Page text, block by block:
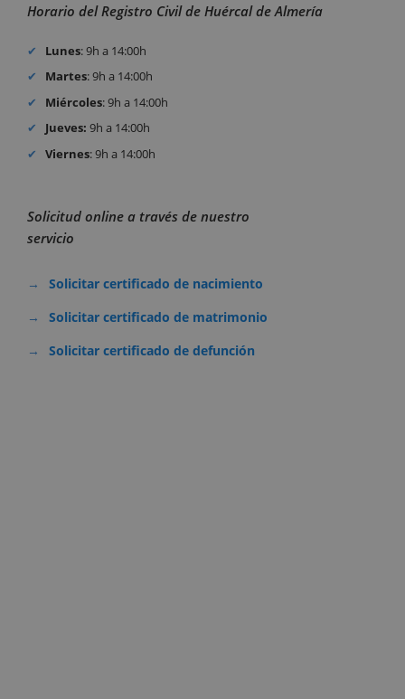
Horario del Registro Civil de Huércal de Almería
Lunes: 9h a 14:00h
Martes: 9h a 14:00h
Miércoles: 9h a 14:00h
Jueves: 9h a 14:00h
Viernes: 9h a 14:00h
Solicitud online a través de nuestro
servicio
Solicitar certificado de nacimiento
Solicitar certificado de matrimonio
Solicitar certificado de defunción